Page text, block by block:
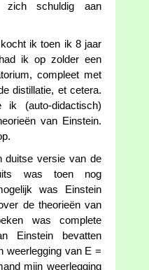
zich schuldig aan
ik toen ik 8 jaar
ik op zolder een
compleet met
distillatie, et cetera.
(auto-didactisch)
van Einstein.
duitse versie van de
was toen nog
was Einstein
de theorieën van
was complete
Einstein bevatten
weerlegging van E =
mijn weerlegging